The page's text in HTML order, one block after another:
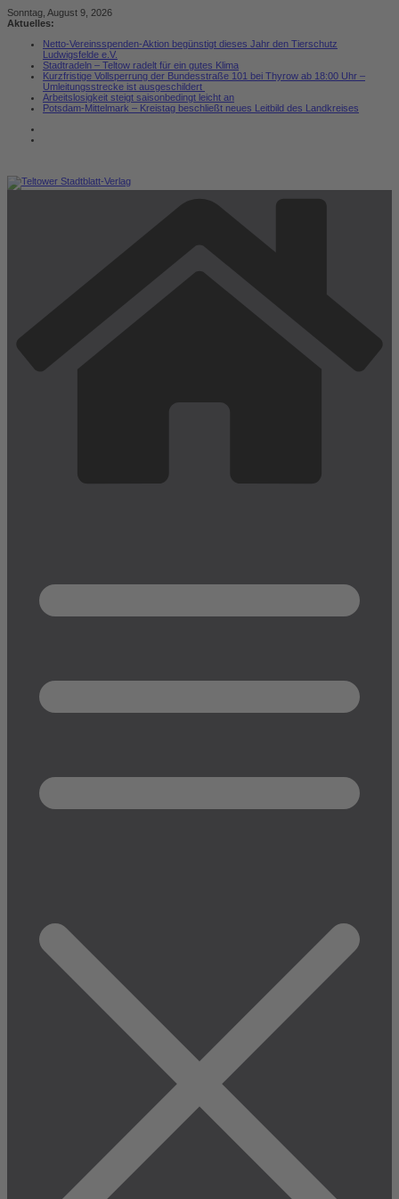
Zum
Inhalt
Sonntag, August 9, 2026
Aktuelles:
Netto-Vereinsspenden-Aktion begünstigt dieses Jahr den Tierschutz
Ludwigsfelde e.V.
Stadtradeln – Teltow radelt für ein gutes Klima
Kurzfristige Vollsperrung der Bundesstraße 101 bei Thyrow ab 18:00 Uhr –
Umleitungsstrecke ist ausgeschildert
Arbeitslosigkeit steigt saisonbedingt leicht an
Potsdam-Mittelmark – Kreistag beschließt neues Leitbild des Landkreises